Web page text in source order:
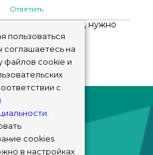
Ответить
комментарий, нужно
!
пользоваться
соглашаетесь на
файлов cookie и
с
.
cookies
в настройках